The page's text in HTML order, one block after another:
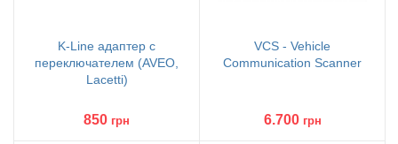
K-Line адаптер с
переключателем (AVEO,
Lacetti)
850 грн
VCS - Vehicle
Communication Scanner
6.700 грн